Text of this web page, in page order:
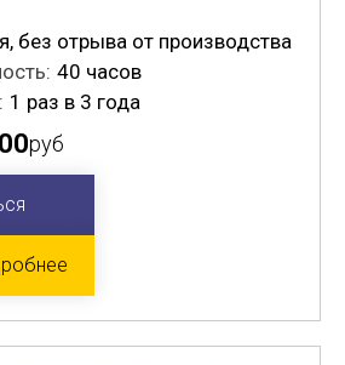
без отрыва от производства
40 часов
1 раз в 3 года
руб